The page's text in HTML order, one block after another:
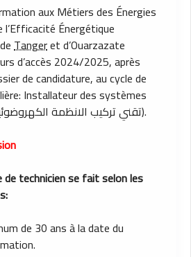
aux Métiers des Énergies
Énergétique
Tangeret d’Ouarzazate
d’accès 2024/2025, après
de candidature, au cycle de
Installateur des systèmes
photovoltaïques (تقني تركيب الانظمة الكهروضوئية).
de technicien se fait selon les
de 30 ans à la date du